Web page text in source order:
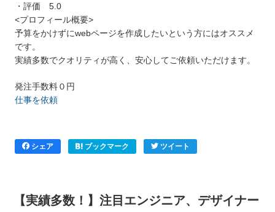
・評価 5.0
<プロフィール概要>
予算をかけずにwebページを作成したいという方にはオススメ
です。
実績多数でクオリティが高く、安心してご依頼いただけます。
発注手数料０円
仕事を依頼
シェア ブックマーク ツイート
【実績多数！】注目エンジニア、デザイナー